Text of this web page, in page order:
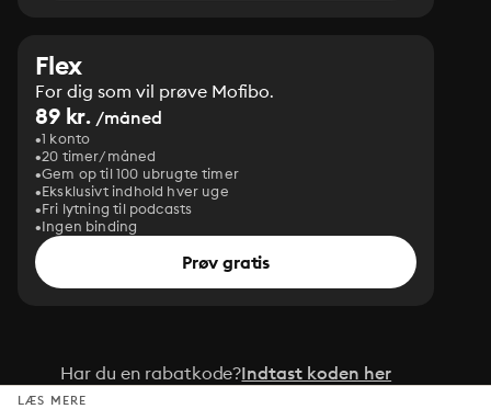
Flex
For dig som vil prøve Mofibo.
89 kr. /måned
1 konto
20 timer/måned
Gem op til 100 ubrugte timer
Eksklusivt indhold hver uge
Fri lytning til podcasts
Ingen binding
Prøv gratis
Har du en rabatkode?Indtast koden her
LÆS MERE